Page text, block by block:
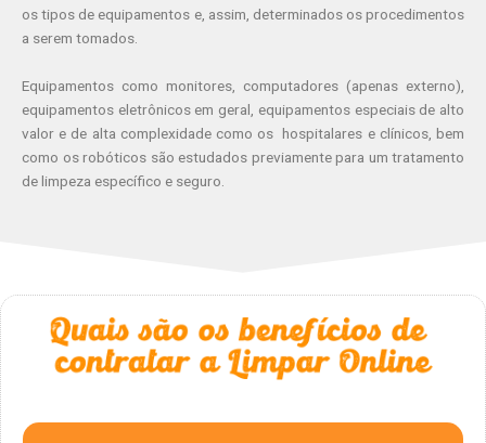
os tipos de equipamentos e, assim, determinados os procedimentos
a serem tomados.
Equipamentos como monitores, computadores (apenas externo),
equipamentos eletrônicos em geral, equipamentos especiais de alto
valor e de alta complexidade como os hospitalares e clínicos, bem
como os robóticos são estudados previamente para um tratamento
de limpeza específico e seguro.